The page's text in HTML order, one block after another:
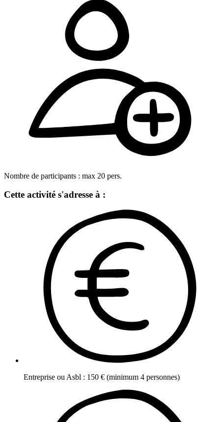
Nombre de participants : max 20 pers.
Cette activité s'adresse à :
Entreprise ou Asbl : 150 € (minimum 4 personnes)